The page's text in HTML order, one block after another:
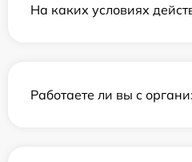
На каких условиях
Работаете ли вы с